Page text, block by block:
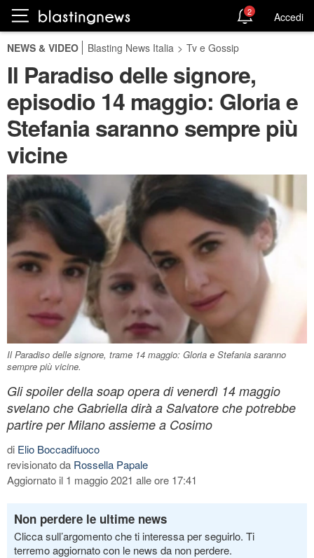
2 Accedi
NEWS & VIDEO Blasting News Italia > Tv e Gossip
Il Paradiso delle signore,
episodio 14 maggio: Gloria e
Stefania saranno sempre più
vicine
Il Paradiso delle signore, trame 14 maggio: Gloria e Stefania saranno
sempre più vicine.
Gli spoiler della soap opera di venerdì 14 maggio
svelano che Gabriella dirà a Salvatore che potrebbe
partire per Milano assieme a Cosimo
di Elio Boccadifuoco
revisionato da Rossella Papale
Aggiornato il 1 maggio 2021 alle ore 17:41
Non perdere le ultime news
Clicca sull’argomento che ti interessa per seguirlo. Ti
terremo aggiornato con le news da non perdere.